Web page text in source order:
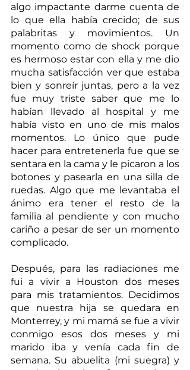
algo impactante darme cuenta de
lo que ella había crecido; de sus
palabritas y movimientos. Un
momento como de shock porque
es hermoso estar con ella y me dio
mucha satisfacción ver que estaba
bien y sonreír juntas, pero a la vez
fue muy triste saber que me lo
habían llevado al hospital y me
había visto en uno de mis malos
momentos. Lo único que pude
hacer para entretenerla fue que se
sentara en la cama y le picaron a los
botones y pasearla en una silla de
ruedas. Algo que me levantaba el
ánimo era tener el resto de la
familia al pendiente y con mucho
cariño a pesar de ser un momento
complicado.
Después, para las radiaciones me
fui a vivir a Houston dos meses
para mis tratamientos. Decidimos
que nuestra hija se quedara en
Monterrey, y mi mamá se fue a vivir
conmigo esos dos meses y mi
marido iba y venía cada fin de
semana. Su abuelita (mi suegra) y